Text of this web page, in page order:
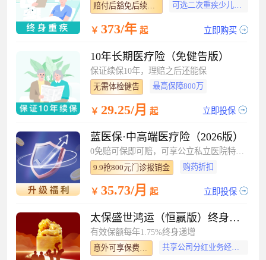
赔付后豁免后续保费 可选二次重疾少儿特疾
￥ 373/年起 立即购买
10年长期医疗险（免健告版）
保证续保10年，理赔之后还能保
无需体检健告 最高保障800万
￥ 29.25/月 起 立即投保
蓝医保·中高端医疗险（2026版）
0免赔可保即可赔，可享公立私立医院特需部
9.9抢800元门诊报销金 购药折扣
￥ 35.73/月 起 立即投保
太保盛世鸿运（恒赢版）终身寿险（分红型）
有效保额每年1.75%终身递增
意外可享保费豁免 共享公司分红业务经营盈余